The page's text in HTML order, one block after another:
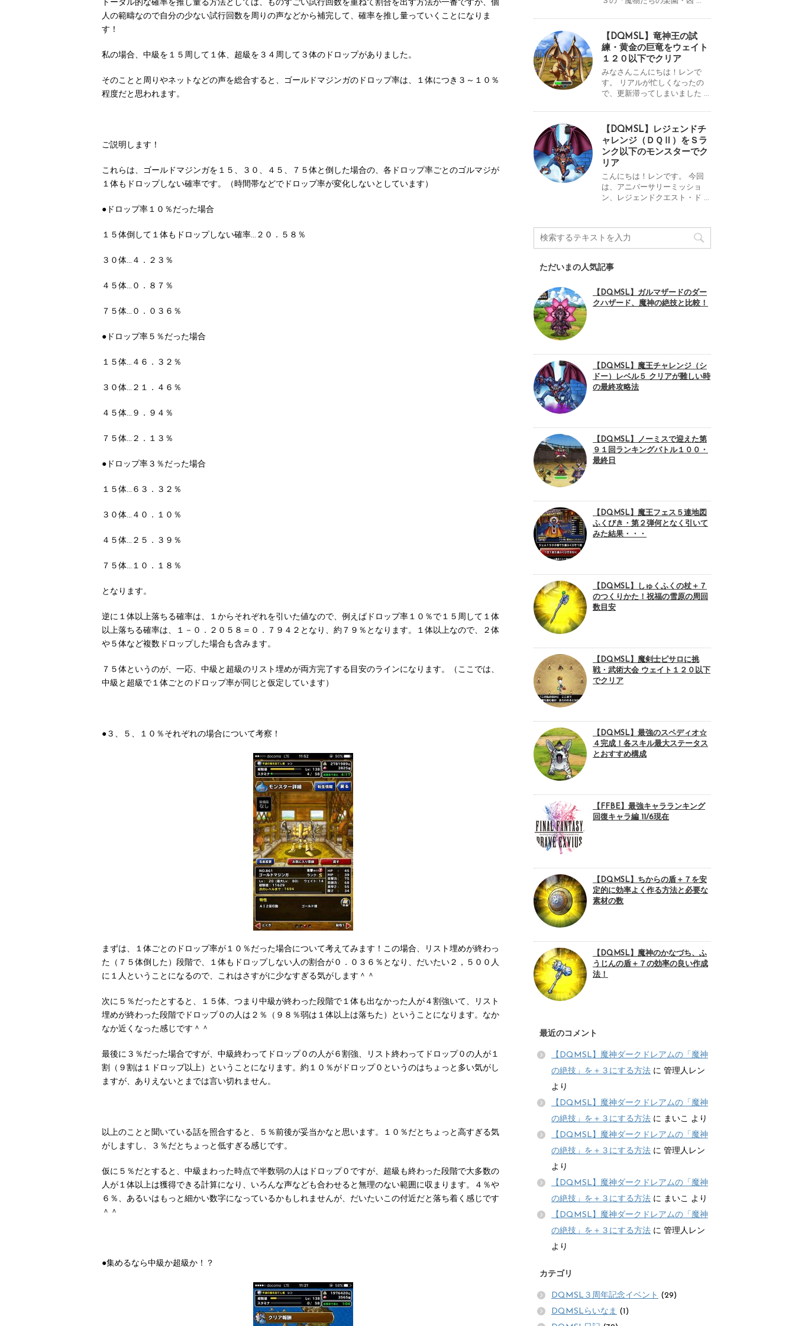
トータル的な確率を推し量る方法としては、ものすごい試行回数を重ねて割合を出す方法が一番ですが、個
人の範疇なので自分の少ない試行回数を周りの声などから補完して、確率を推し量っていくことになりま
す！
私の場合、中級を１５周して１体、超級を３４周して３体のドロップがありました。
そのことと周りやネットなどの声を総合すると、ゴールドマジンガのドロップ率は、１体につき３～１０％
程度だと思われます。
ご説明します！
これらは、ゴールドマジンガを１５、３０、４５、７５体と倒した場合の、各ドロップ率ごとのゴルマジが
１体もドロップしない確率です。（時間帯などでドロップ率が変化しないとしています）
●ドロップ率１０％だった場合
１５体倒して１体もドロップしない確率…２０．５８％
３０体…４．２３％
４５体…０．８７％
７５体…０．０３６％
●ドロップ率５％だった場合
１５体…４６．３２％
３０体…２１．４６％
４５体…９．９４％
７５体…２．１３％
●ドロップ率３％だった場合
１５体…６３．３２％
３０体…４０．１０％
４５体…２５．３９％
７５体…１０．１８％
となります。
逆に１体以上落ちる確率は、１からそれぞれを引いた値なので、例えばドロップ率１０％で１５周して１体
以上落ちる確率は、１－０．２０５８＝０．７９４２となり、約７９％となります。１体以上なので、２体
や５体など複数ドロップした場合も含みます。
７５体というのが、一応、中級と超級のリスト埋めが両方完了する目安のラインになります。（ここでは、
中級と超級で１体ごとのドロップ率が同じと仮定しています）
●３、５、１０％それぞれの場合について考察！
まずは、１体ごとのドロップ率が１０％だった場合について考えてみます！この場合、リスト埋めが終わっ
た（７５体倒した）段階で、１体もドロップしない人の割合が０．０３６％となり、だいたい２，５００人
に１人ということになるので、これはさすがに少なすぎる気がします＾＾
次に５％だったとすると、１５体、つまり中級が終わった段階で１体も出なかった人が４割強いて、リスト
埋めが終わった段階でドロップ０の人は２％（９８％弱は１体以上は落ちた）ということになります。なか
なか近くなった感じです＾＾
最後に３％だった場合ですが、中級終わってドロップ０の人が６割強、リスト終わってドロップ０の人が１
割（９割は１ドロップ以上）ということになります。約１０％がドロップ０というのはちょっと多い気がし
ますが、ありえないとまでは言い切れません。
以上のことと聞いている話を照合すると、５％前後が妥当かなと思います。１０％だとちょっと高すぎる気
がしますし、３％だとちょっと低すぎる感じです。
仮に５％だとすると、中級まわった時点で半数弱の人はドロップ０ですが、超級も終わった段階で大多数の
人が１体以上は獲得できる計算になり、いろんな声なども合わせると無理のない範囲に収まります。４％や
６％、あるいはもっと細かい数字になっているかもしれませんが、だいたいこの付近だと落ち着く感じです
＾＾
●集めるなら中級か超級か！？
【DQMSL】竜神王の試
練・黄金の巨竜をウェイト
１２０以下でクリア
みなさんこんにちは！レンで
す。 リアルが忙しくなったの
で、更新滞ってしまいました ...
【DQMSL】レジェンドチ
ャレンジ（ＤＱⅡ）をＳラ
ンク以下のモンスターでク
リア
こんにちは！レンです。 今回
は、アニバーサリーミッショ
ン、レジェンドクエスト・ド ...
ただいまの人気記事
【DQMSL】ガルマザードのダー
クハザード、魔神の絶技と比較！
【DQMSL】魔王チャレンジ（シ
ドー）レベル５ クリアが難しい時
の最終攻略法
【DQMSL】ノーミスで迎えた第
９１回ランキングバトル１００・
最終日
【DQMSL】魔王フェス５連地図
ふくびき・第２弾何となく引いて
みた結果・・・
【DQMSL】しゅくふくの杖＋７
のつくりかた！祝福の雪原の周回
数目安
【DQMSL】魔剣士ピサロに挑
戦・武術大会 ウェイト１２０以下
でクリア
【DQMSL】最強のスペディオ☆
４完成！各スキル最大ステータス
とおすすめ構成
【FFBE】最強キャラランキング
回復キャラ編 11/6現在
【DQMSL】ちからの盾＋７を安
定的に効率よく作る方法と必要な
素材の数
【DQMSL】魔神のかなづち、ふ
うじんの盾＋７の効率の良い作成
法！
最近のコメント
【DQMSL】魔神ダークドレアムの「魔神
の絶技」を＋３にする方法 に 管理人レン
より
【DQMSL】魔神ダークドレアムの「魔神
の絶技」を＋３にする方法 に まいこ より
【DQMSL】魔神ダークドレアムの「魔神
の絶技」を＋３にする方法 に 管理人レン
より
【DQMSL】魔神ダークドレアムの「魔神
の絶技」を＋３にする方法 に まいこ より
【DQMSL】魔神ダークドレアムの「魔神
の絶技」を＋３にする方法 に 管理人レン
より
カテゴリ
DQMSL３周年記念イベント (29)
DQMSLらいなま (1)